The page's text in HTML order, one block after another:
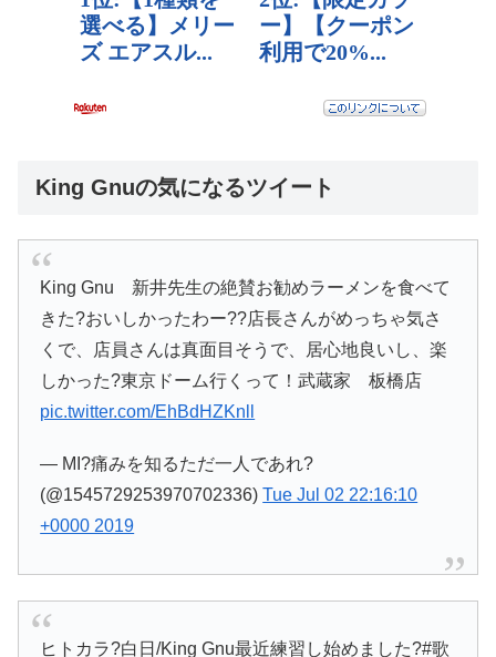
King Gnuの気になるツイート
King Gnu 新井先生の絶賛お勧めラーメンを食べて
きた?おいしかったわー??店長さんがめっちゃ気さ
くで、店員さんは真面目そうで、居心地良いし、楽
しかった?東京ドーム行くって！武蔵家 板橋店
pic.twitter.com/EhBdHZKnll
— MI?痛みを知るただ一人であれ?
(@1545729253970702336)Tue Jul 02 22:16:10
+0000 2019
ヒトカラ?白日/King Gnu最近練習し始めました?#歌